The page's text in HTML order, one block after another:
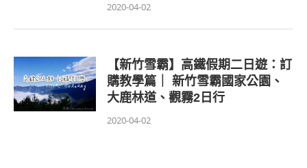
2020-04-02
【新竹雪霸】高鐵假期二日遊：訂
購教學篇｜ 新竹雪霸國家公園、
大鹿林道、觀霧2日行
2020-04-02